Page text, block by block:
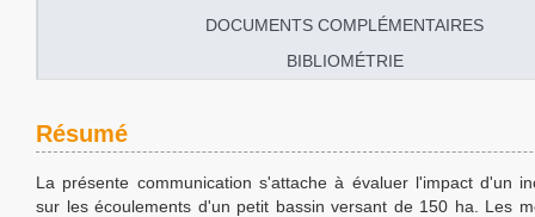
DOCUMENTS COMPLÉMENTAIRES
BIBLIOMÉTRIE
Résumé
La présente communication s'attache à évaluer l'impact d'un
sur les écoulements d'un petit bassin versant de 150 ha. Les